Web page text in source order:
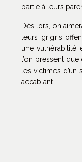
partie à leurs
Dès lors, on
leurs grigris
une vulnérabilité
l’on pressent
les victimes d’un
accablant.